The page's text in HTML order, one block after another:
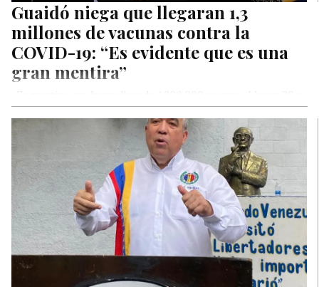
Guaidó niega que llegaran 1,3
millones de vacunas contra la
COVID-19: “Es evidente que es una
gran mentira”
40.000 vacunas y… foto en el avión, foto aterrizando, foto
regresando a Caracas, enseñan la caja», dijo Guaidó.